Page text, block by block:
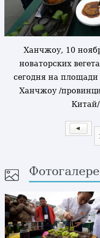
Ханчжоу, 10
новаторских
сегодня на
Ханчжоу /